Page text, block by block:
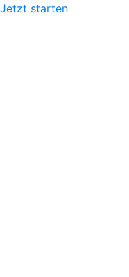
Jetzt starten